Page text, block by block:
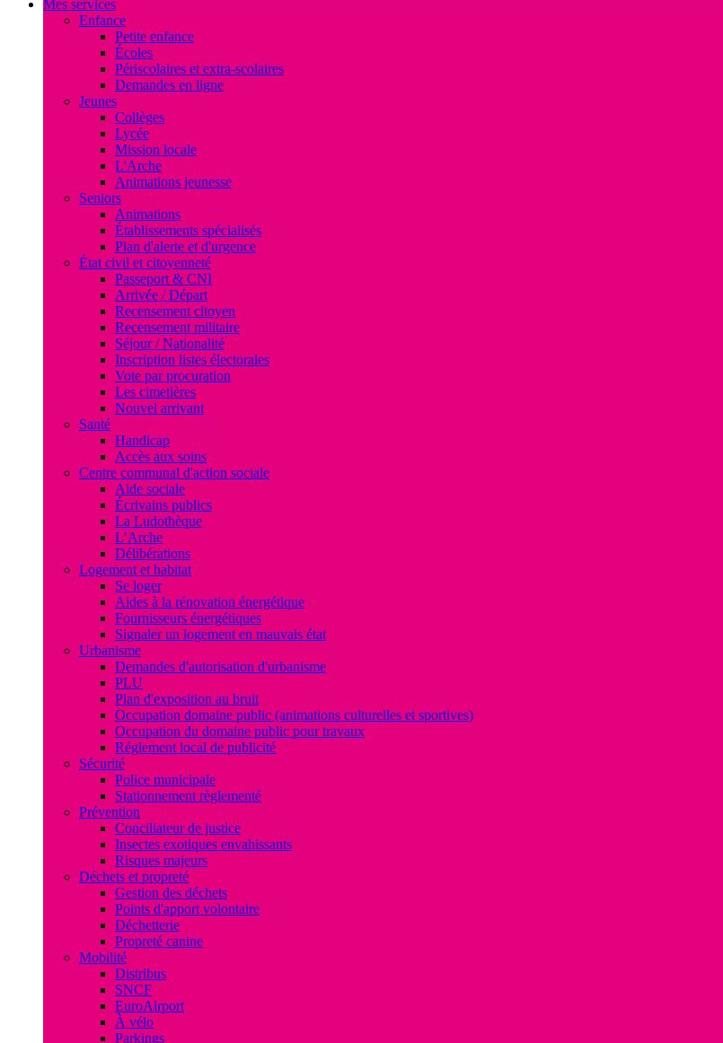
Mes services
Enfance
Petite enfance
Écoles
Périscolaires et extra-scolaires
Demandes en ligne
Jeunes
Collèges
Lycée
Mission locale
L'Arche
Animations jeunesse
Seniors
Animations
Établissements spécialisés
Plan d'alerte et d'urgence
État civil et citoyenneté
Passeport & CNI
Arrivée / Départ
Recensement citoyen
Recensement militaire
Séjour / Nationalité
Inscription listes électorales
Vote par procuration
Les cimetières
Nouvel arrivant
Santé
Handicap
Accès aux soins
Centre communal d'action sociale
Aide sociale
Écrivains publics
La Ludothèque
L’Arche
Délibérations
Logement et habitat
Se loger
Aides à la rénovation énergétique
Fournisseurs énergétiques
Signaler un logement en mauvais état
Urbanisme
Demandes d'autorisation d'urbanisme
PLU
Plan d'exposition au bruit
Occupation domaine public (animations culturelles et sportives)
Occupation du domaine public pour travaux
Réglement local de publicité
Sécurité
Police municipale
Stationnement règlementé
Prévention
Conciliateur de justice
Insectes exotiques envahissants
Risques majeurs
Déchets et propreté
Gestion des déchets
Points d'apport volontaire
Déchetterie
Propreté canine
Mobilité
Distribus
SNCF
EuroAirport
À vélo
Parkings